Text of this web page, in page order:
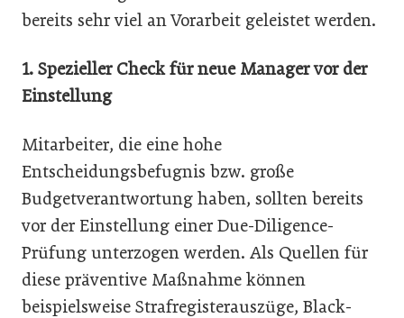
bereits sehr viel an Vorarbeit geleistet werden.
1. Spezieller Check fürneue Manager vor der
Einstellung
Mitarbeiter, die eine hohe
Entscheidungsbefugnis bzw. große
Budgetverantwortung haben, sollten bereits
vor der Einstellung einer Due-Diligence-
Prüfung unterzogen werden. Als Quellen für
diese präventive Maßnahme können
beispielsweise Strafregisterauszüge, Black-